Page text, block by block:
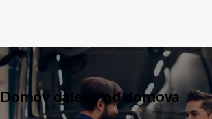
Domov daleko od domova